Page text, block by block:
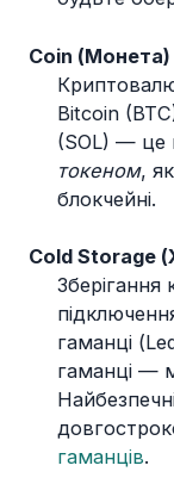
Coin (Монета)
Bitcoin
(SOL) — це
токеном,
блокчейні.
Cold Storage
гаманці
гаманці —
гаманців.